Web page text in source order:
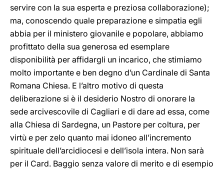
servire con la sua esperta e preziosa collaborazione);
ma, conoscendo quale preparazione e simpatia egli
abbia per il ministero giovanile e popolare, abbiamo
profittato della sua generosa ed esemplare
disponibilità per affidargli un incarico, che stimiamo
molto importante e ben degno d’un Cardinale di Santa
Romana Chiesa. E l’altro motivo di questa
deliberazione si è il desiderio Nostro di onorare la
sede arcivescovile di Cagliari e di dare ad essa, come
alla Chiesa di Sardegna, un Pastore per coltura, per
virtù e per zelo quanto mai idoneo all’incremento
spirituale dell’arcidiocesi e dell’isola intera. Non sarà
per il Card. Baggio senza valore di merito e di esempio